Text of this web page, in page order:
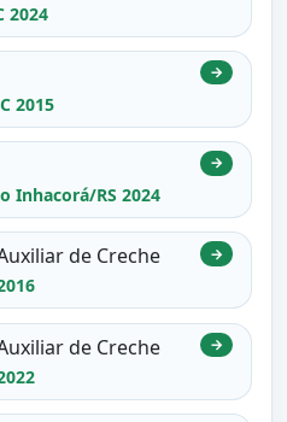
2024
2015
→
Inhacorá/RS 2024
→
de Creche →
de Creche →